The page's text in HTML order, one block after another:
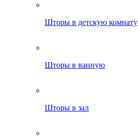
Шторы в детскую комнату
Шторы в ванную
Шторы в зал